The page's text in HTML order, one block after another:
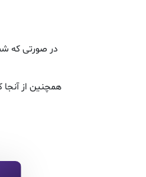
در صورتی که
همچنین از